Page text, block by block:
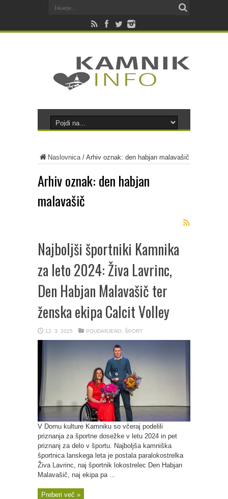
Naslovnica/ Arhiv oznak: den habjan malavašič
Arhiv oznak: den habjan
malavašič
Najboljši športniki Kamnika
za leto 2024: Živa Lavrinc,
Den Habjan Malavašič ter
ženska ekipa Calcit Volley
12. 3. 2025 POUDARJENO ŠPORT
V Domu kulture Kamniku so včeraj podelili
priznanja za športne dosežke v letu 2024 in pet
priznanj za delo v športu. Najboljša kamniška
športnica lanskega leta je postala paralokostrelka
Živa Lavrinc, naj športnik lokostrelec Den Habjan
Malavašič, naj ekipa pa ...
Preberi več »